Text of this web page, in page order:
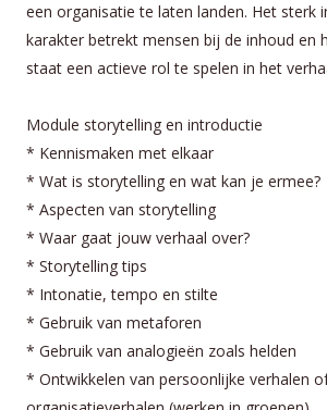
een organisatie te laten landen. Het sterk
karakter betrekt mensen bij de inhoud en
staat een actieve rol te spelen in het
Module storytelling en introductie
* Kennismaken met elkaar
* Wat is storytelling en wat kan je ermee?
* Aspecten van storytelling
* Waar gaat jouw verhaal over?
* Storytelling tips
* Intonatie, tempo en stilte
* Gebruik van metaforen
* Gebruik van analogieën zoals helden
* Ontwikkelen van persoonlijke verhalen